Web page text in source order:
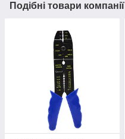
Подібні товари компанії